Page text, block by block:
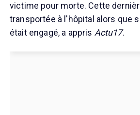
victime pour morte. Cette
transportée à l'hôpital alors que
était engagé, a appris Actu17.